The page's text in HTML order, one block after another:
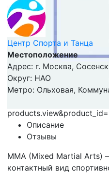
Центр Спорта и Танца
Местоположение
Адрес: г. Москва,
Округ: НАО
Метро: Ольховая,
Описание
Отзывы
ММА (Mixed Martial Arts)
контактный вид